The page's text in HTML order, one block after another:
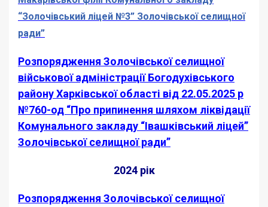
“Золочівський ліцей №3” Золочівської селищної
ради”
Розпорядження Золочівської селищної
військової адміністрації Богодухівського
району Харківської області від 22.05.2025 р
№760-од “Про припинення шляхом ліквідації
Комунального закладу “Івашківський ліцей”
Золочівської селищної ради”
2024 рік
Розпорядження Золочівської селищної